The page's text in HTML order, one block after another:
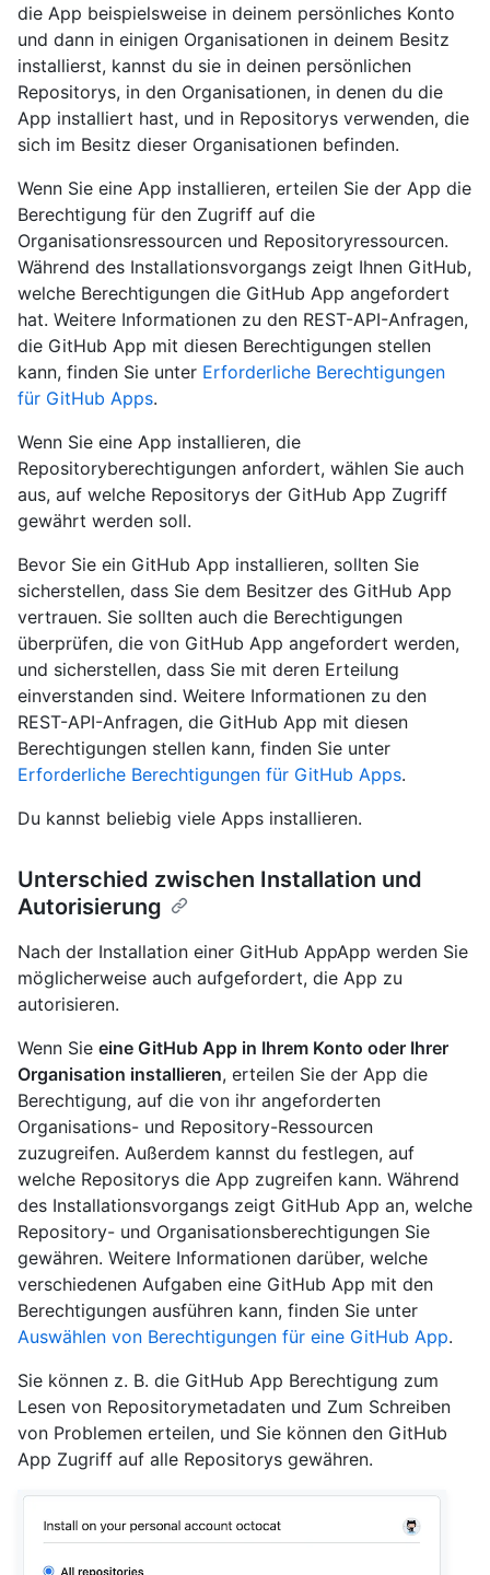
die App beispielsweise in deinem persönliches Konto
und dann in einigen Organisationen in deinem Besitz
installierst, kannst du sie in deinen persönlichen
Repositorys, in den Organisationen, in denen du die
App installiert hast, und in Repositorys verwenden, die
sich im Besitz dieser Organisationen befinden.
Wenn Sie eine App installieren, erteilen Sie der App die
Berechtigung für den Zugriff auf die
Organisationsressourcen und Repositoryressourcen.
Während des Installationsvorgangs zeigt Ihnen GitHub,
welche Berechtigungen die GitHub App angefordert
hat. Weitere Informationen zu den REST-API-Anfragen,
die GitHub App mit diesen Berechtigungen stellen
kann, finden Sie unter Erforderliche Berechtigungen
für GitHub Apps.
Wenn Sie eine App installieren, die
Repositoryberechtigungen anfordert, wählen Sie auch
aus, auf welche Repositorys der GitHub App Zugriff
gewährt werden soll.
Bevor Sie ein GitHub App installieren, sollten Sie
sicherstellen, dass Sie dem Besitzer des GitHub App
vertrauen. Sie sollten auch die Berechtigungen
überprüfen, die von GitHub App angefordert werden,
und sicherstellen, dass Sie mit deren Erteilung
einverstanden sind. Weitere Informationen zu den
REST-API-Anfragen, die GitHub App mit diesen
Berechtigungen stellen kann, finden Sie unter
Erforderliche Berechtigungen für GitHub Apps.
Du kannst beliebig viele Apps installieren.
Unterschied zwischen Installation und
Autorisierung
Nach der Installation einer GitHub AppApp werden Sie
möglicherweise auch aufgefordert, die App zu
autorisieren.
Wenn Sie eine GitHub App in Ihrem Konto oder Ihrer
Organisation installieren, erteilen Sie der App die
Berechtigung, auf die von ihr angeforderten
Organisations- und Repository-Ressourcen
zuzugreifen. Außerdem kannst du festlegen, auf
welche Repositorys die App zugreifen kann. Während
des Installationsvorgangs zeigt GitHub App an, welche
Repository- und Organisationsberechtigungen Sie
gewähren. Weitere Informationen darüber, welche
verschiedenen Aufgaben eine GitHub App mit den
Berechtigungen ausführen kann, finden Sie unter
Auswählen von Berechtigungen für eine GitHub App.
Sie können z. B. die GitHub App Berechtigung zum
Lesen von Repositorymetadaten und Zum Schreiben
von Problemen erteilen, und Sie können den GitHub
App Zugriff auf alle Repositorys gewähren.